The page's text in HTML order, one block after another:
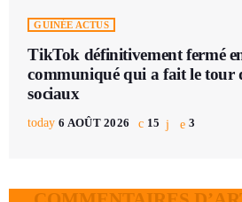
GUINÉE ACTUS
TikTok définitivement fermé
communiqué qui a fait le tour
sociaux
today 6 AOÛT 2026 15 3